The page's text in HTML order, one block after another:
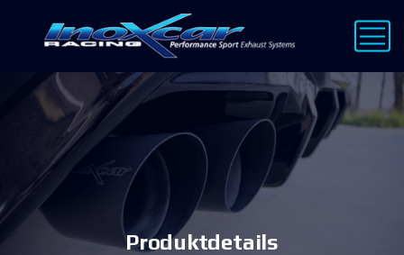
Produktdetails